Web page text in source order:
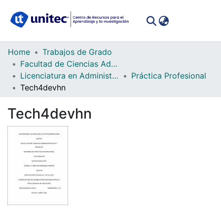
Communities
Collections
Statistics
Home
Trabajos de Grado
Facultad de Ciencias Administrativas y Sociales
Licenciatura en Administración Industrial e Inteligencia de Negocios
Práctica Profesional
Tech4devhn
Tech4devhn